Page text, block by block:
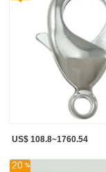
US$ 108.8~1760.54
20